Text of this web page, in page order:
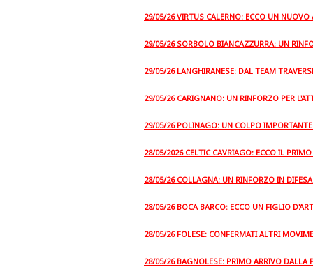
29/05/26 VIRTUS CALERNO: ECCO UN NUOVO
29/05/26 SORBOLO BIANCAZZURRA: UN
29/05/26 LANGHIRANESE: DAL TEAM
29/05/26 CARIGNANO: UN RINFORZO PER
29/05/26 POLINAGO: UN COLPO IMPORTANTE
28/05/2026 CELTIC CAVRIAGO: ECCO IL
28/05/26 COLLAGNA: UN RINFORZO IN
28/05/26 BOCA BARCO: ECCO UN FIGLIO
28/05/26 FOLESE: CONFERMATI ALTRI
28/05/26 BAGNOLESE: PRIMO ARRIVO DALLA